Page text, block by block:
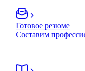
Готовое резюме
Составим